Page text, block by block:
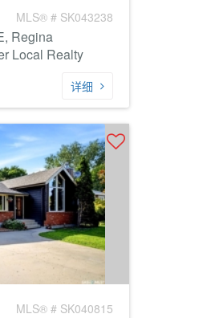
MLS® # SK043238
Regina
Local Realty
详细
MLS® # SK040815